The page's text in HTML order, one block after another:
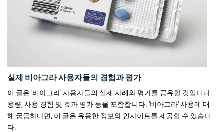
실제 비아그라 사용자들의 경험과 평가
이 글은 '비아그라' 사용자들의 실제 사례와 평가를 공유할 것입니다.
용량, 사용 경험 및 효과 평가 등을 포함합니다. '비아그라' 사용에 대
해 궁금하다면, 이 글은 유용한 정보와 인사이트를 제공할 수 있습니
다.